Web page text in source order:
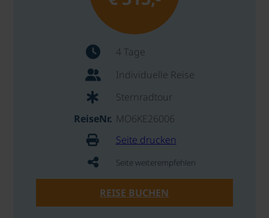
4 Tage
Individuelle Reise
Sternradtour
ReiseNr. MO6KE26006
Seite drucken
Seite weiterempfehlen
REISE BUCHEN